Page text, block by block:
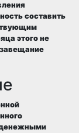
составить
этого не
денежными